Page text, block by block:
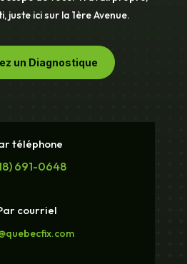
juste ici sur la 1ère Avenue.
un Diagnostique
téléphone
691-0648
courriel